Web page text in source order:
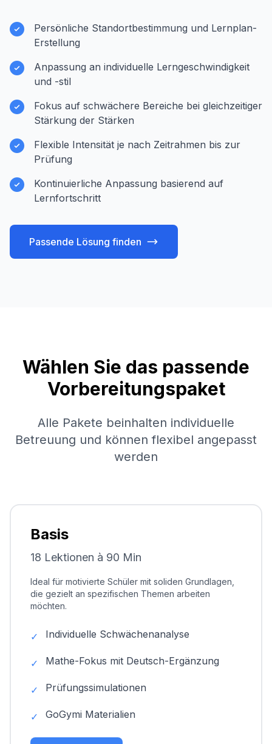
Persönliche Standortbestimmung und Lernplan-
Erstellung
Anpassung an individuelle Lerngeschwindigkeit
und -stil
Fokus auf schwächere Bereiche bei gleichzeitiger
Stärkung der Stärken
Flexible Intensität je nach Zeitrahmen bis zur
Prüfung
Kontinuierliche Anpassung basierend auf
Lernfortschritt
Passende Lösung finden
Wählen Sie das passende
Vorbereitungspaket
Alle Pakete beinhalten individuelle
Betreuung und können flexibel angepasst
werden
Basis
18 Lektionen à 90 Min
Ideal für motivierte Schüler mit soliden Grundlagen,
die gezielt an spezifischen Themen arbeiten
möchten.
✓ Individuelle Schwächenanalyse
✓ Mathe-Fokus mit Deutsch-Ergänzung
✓ Prüfungssimulationen
✓ GoGymi Materialien